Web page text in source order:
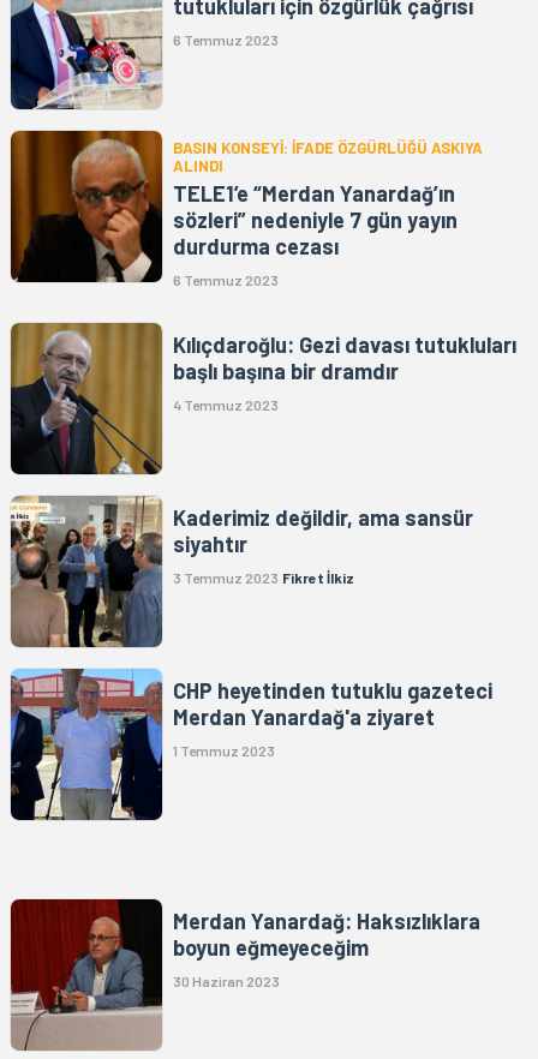
tutukluları için özgürlük çağrısı
6 Temmuz 2023
BASIN KONSEYİ: İFADE ÖZGÜRLÜĞÜ ASKIYA
ALINDI
TELE1’e “Merdan Yanardağ’ın
sözleri” nedeniyle 7 gün yayın
durdurma cezası
6 Temmuz 2023
Kılıçdaroğlu: Gezi davası tutukluları
başlı başına bir dramdır
4 Temmuz 2023
Kaderimiz değildir, ama sansür
siyahtır
3 Temmuz 2023 Fikret İlkiz
CHP heyetinden tutuklu gazeteci
Merdan Yanardağ'a ziyaret
1 Temmuz 2023
Merdan Yanardağ: Haksızlıklara
boyun eğmeyeceğim
30 Haziran 2023